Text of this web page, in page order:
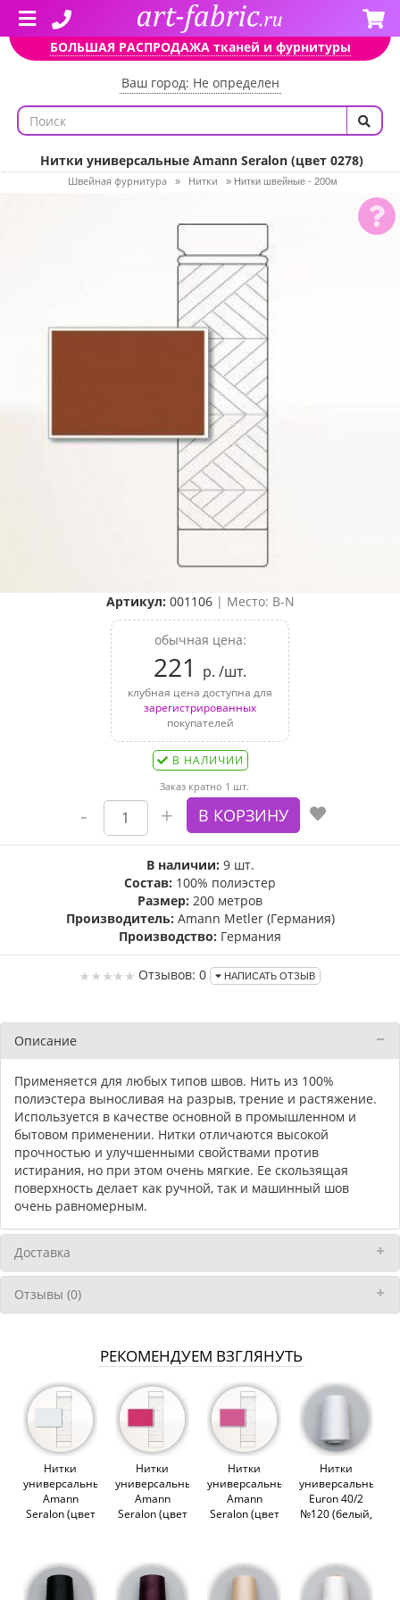
БОЛЬШАЯ РАСПРОДАЖА тканей и фурнитуры
Ваш город: Не определен
Нитки универсальные Amann Seralon (цвет 0278)
Швейная фурнитура » Нитки » Нитки швейные - 200м
Артикул: 001106| Место: B-N
обычная цена:
221 р. /шт.
клубная цена доступна для
зарегистрированных
покупателей
В НАЛИЧИИ
Заказ кратно 1 шт.
В наличии: 9 шт.
Состав: 100% полиэстер
Размер: 200 метров
Производитель: Amann Metler (Германия)
Производство: Германия
Отзывов: 0 НАПИСАТЬ ОТЗЫВ
Описание
Применяется для любых типов швов. Нить из 100%
полиэстера выносливая на разрыв, трение и растяжение.
Используется в качестве основной в промышленном и
бытовом применении. Нитки отличаются высокой
прочностью и улучшенными свойствами против
истирания, но при этом очень мягкие. Ее скользящая
поверхность делает как ручной, так и машинный шов
очень равномерным.
Доставка
Отзывы (0)
РЕКОМЕНДУЕМ ВЗГЛЯНУТЬ
Нитки
универсальные
Amann
Seralon (цвет
Нитки
универсальные
Amann
Seralon (цвет
Нитки
универсальные
Amann
Seralon (цвет
Нитки
универсальные
Euron 40/2
№120 (белый,